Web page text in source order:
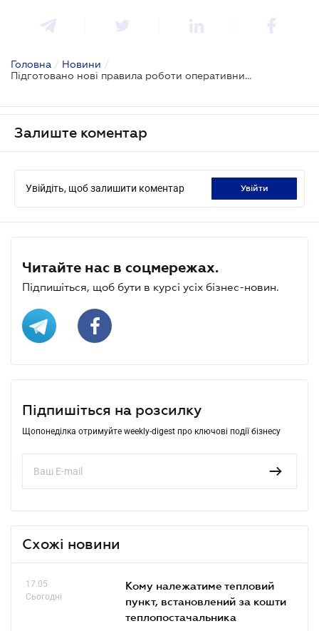
Головна / Новини /
Підготовано нові правила роботи оперативників
Залиште коментар
Увійдіть, щоб залишити коментар увійти
Читайте нас в соцмережах.
Підпишіться, щоб бути в курсі усіх бізнес-новин.
Підпишіться на розсилку
Щопонеділка отримуйте weekly-digest про ключові події бізнесу
Схожі новини
17.05
Сьогодні
Кому належатиме тепловий
пункт, встановлений за кошти
теплопостачальника